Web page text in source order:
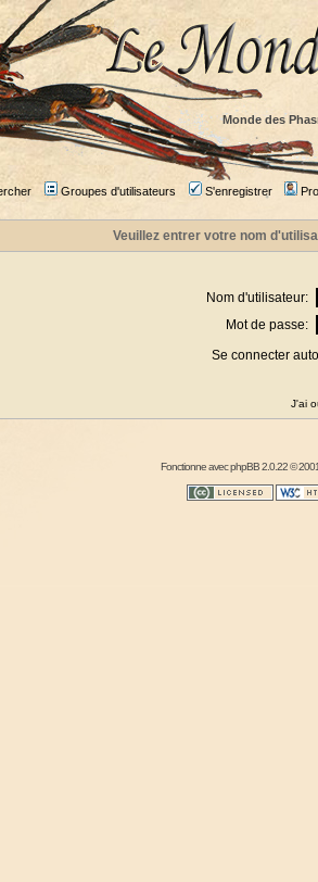
Monde des
Groupes d'utilisateurs S'enregistrer
Veuillez entrer votre nom
Nom d'utilisateur:
Mot de passe:
Se connecter
J'ai
Fonctionne avecphpBB2.0.22 ©